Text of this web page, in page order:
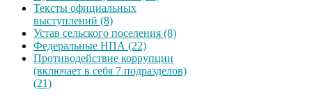
Тексты официальных
выступлений (8)
Устав сельского поселения (8)
Федеральные НПА (22)
Противодействие коррупции
(включает в себя 7 подразделов)
(21)